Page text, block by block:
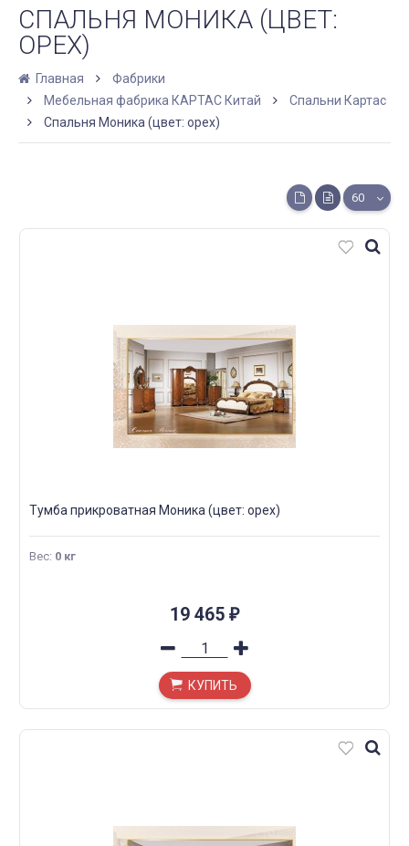
СПАЛЬНЯ МОНИКА (ЦВЕТ:
ОРЕХ)
Главная
Фабрики
Мебельная фабрика КАРТАС Китай
Спальни Картас
Спальня Моника (цвет: орех)
60
Тумба прикроватная Моника (цвет: орех)
Вес: 0 кг
19 465 ₽
КУПИТЬ